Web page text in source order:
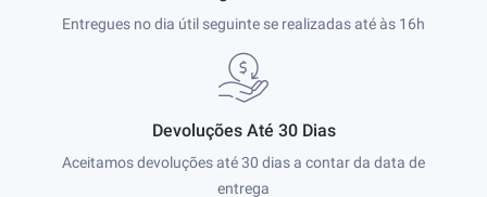
Entregues no dia útil seguinte se realizadas até às 16h
Devoluções Até 30 Dias
Aceitamos devoluções até 30 dias a contar da data de
entrega